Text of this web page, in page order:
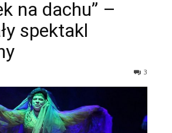
na dachu” –
spektakl
3